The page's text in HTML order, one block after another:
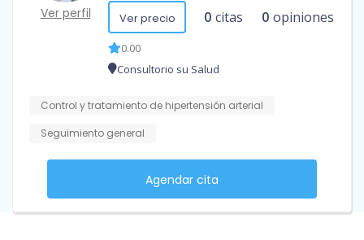
Ver perfil Ver precio 0 citas 0 opiniones
0.00
Consultorio su Salud
Control y tratamiento de hipertensión arterial
Seguimiento general
Agendar cita